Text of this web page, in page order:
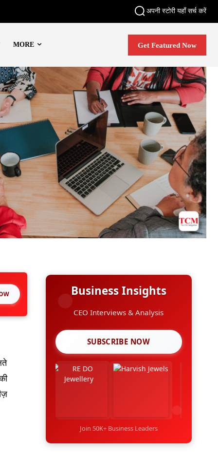
अपनी स्टोरी यहाँ सर्च करें
MORE Get Featured Now
Business Insights
CEO Interviews & Analysis
SUBSCRIBE NOW
Join 50K+ Business Leaders